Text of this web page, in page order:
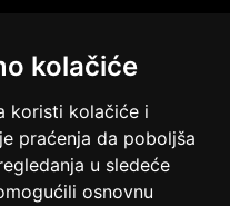
kolačiće
koristi kolačiće i
praćenja da poboljša
u sledeće
osnovnu
korišćenja